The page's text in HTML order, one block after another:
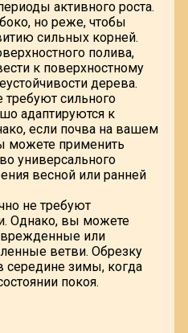
активного роста.
но реже, чтобы
сильных корней.
полива,
к поверхностному
дерева.
сильного
адаптируются к
если почва на вашем
можете применить
универсального
весной или ранней
не требуют
Однако, вы можете
или
ветви. Обрезку
середине зимы, когда
покоя.